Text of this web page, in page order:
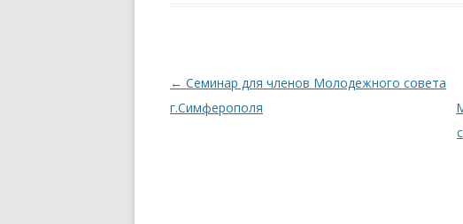
Навигация по записям
← Семинар для членов Молодежного совета
г.Симферополя